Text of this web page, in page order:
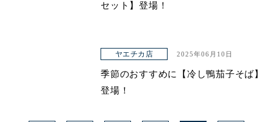
セット】登場！
ヤエチカ店 2025年06月10日
季節のおすすめに【冷し鴨茄子そば】
登場！